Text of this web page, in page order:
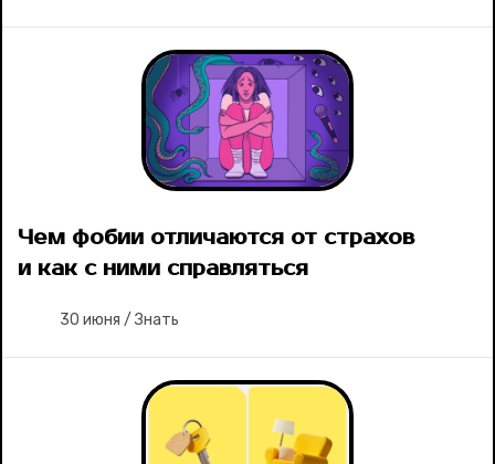
Чем фобии отличаются от страхов
и как с ними справляться
30 июня / Знать